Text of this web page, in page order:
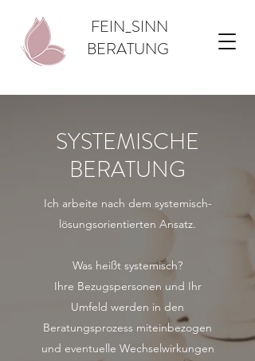
FEIN_SINN
BERATUNG
SYSTEMISCHE
BERATUNG
Ich arbeite nach dem systemisch-
lösungsorientierten Ansatz.
Was heißt systemisch?
Ihre Bezugspersonen und Ihr
Umfeld werden in den
Beratungsprozess miteinbezogen
und eventuelle Wechselwirkungen